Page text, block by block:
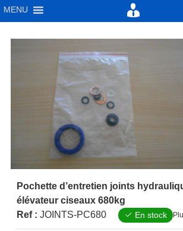
MENU
Pochette d’entretien joints
élévateur ciseaux 680kg
Ref : JOINTS-PC680 En stock